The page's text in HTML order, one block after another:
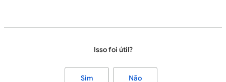
Isso foi útil?
Sim Não